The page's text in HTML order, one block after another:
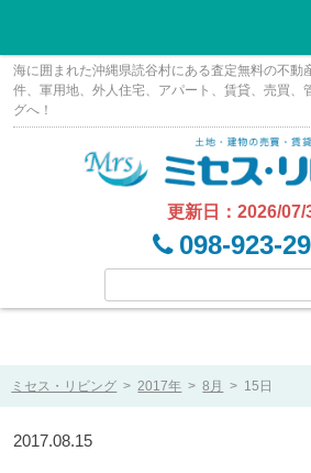
Skip
content
海に囲まれた沖縄県読谷村にある査定無料の不動
件、軍用地、外人住宅、アパート、賃貸、売買、
グへ！
更新日：2026/07/
098-923-
ミセス・リビング > 2017年 > 8月 > 15日
2017.08.15